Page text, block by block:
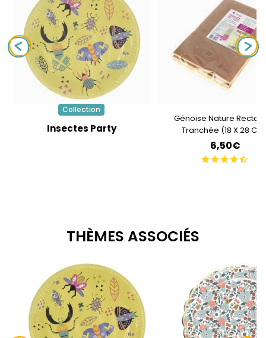
Collection
Insectes Party
Génoise Nature
Tranchée (18 X 28
6,50€
THÈMES ASSOCIÉS